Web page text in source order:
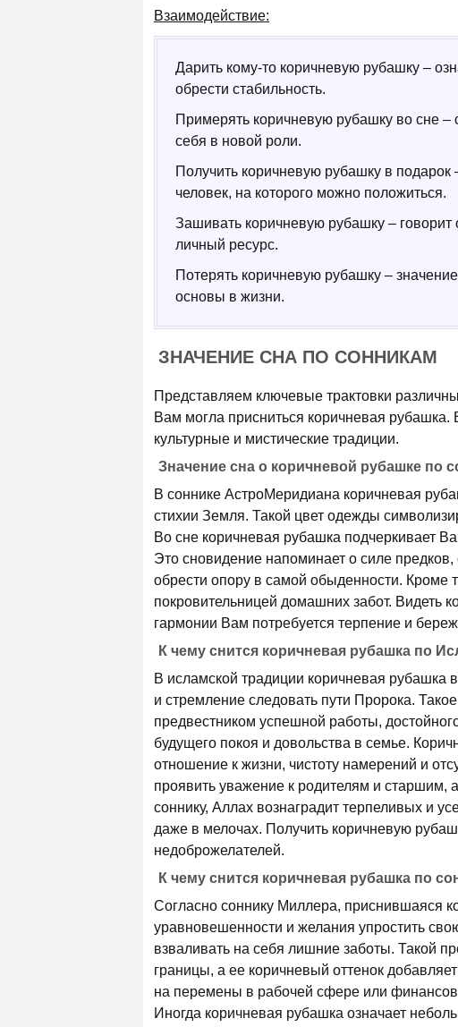
Взаимодействие:
Дарить кому-то коричневую рубашку –
обрести стабильность.
Примерять коричневую рубашку во сне
себя в новой роли.
Получить коричневую рубашку в подарок
человек, на которого можно положиться.
Зашивать коричневую рубашку –
личный ресурс.
Потерять коричневую рубашку –
основы в жизни.
ЗНАЧЕНИЕ СНА ПО СОННИКАМ
Представляем ключевые трактовки
Вам могла присниться коричневая
культурные и мистические традиции.
Значение сна о коричневой рубашке по
В соннике АстроМеридиана коричневая
стихии Земля. Такой цвет одежды
Во сне коричневая рубашка подчеркивает
Это сновидение напоминает о силе
обрести опору в самой обыденности. Кроме
покровительницей домашних забот. Видеть
гармонии Вам потребуется терпение и
К чему снится коричневая рубашка по
В исламской традиции коричневая рубашка
и стремление следовать пути Пророка.
предвестником успешной работы,
будущего покоя и довольства в семье.
отношение к жизни, чистоту намерений и
проявить уважение к родителям и старшим,
соннику, Аллах вознаградит терпеливых и
даже в мелочах. Получить коричневую
недоброжелателей.
К чему снится коричневая рубашка по
Согласно соннику Миллера, приснившаяся
уравновешенности и желания упростить
взваливать на себя лишние заботы. Такой
границы, а ее коричневый оттенок
на перемены в рабочей сфере или
Иногда коричневая рубашка означает